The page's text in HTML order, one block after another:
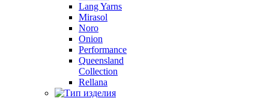
Lang Yarns
Mirasol
Noro
Onion
Performance
Queensland
Collection
Rellana